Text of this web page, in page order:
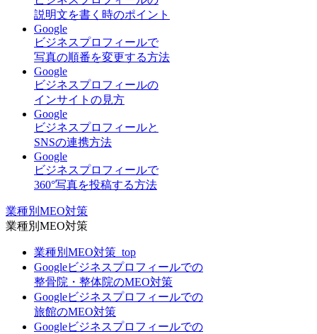
説明文を書く時のポイント
Google
ビジネスプロフィールで
写真の順番を変更する方法
Google
ビジネスプロフィールの
インサイトの見方
Google
ビジネスプロフィールと
SNSの連携方法
Google
ビジネスプロフィールで
360°写真を投稿する方法
業種別MEO対策
業種別MEO対策
業種別MEO対策_top
Googleビジネスプロフィールでの
整骨院・整体院のMEO対策
Googleビジネスプロフィールでの
旅館のMEO対策
Googleビジネスプロフィールでの